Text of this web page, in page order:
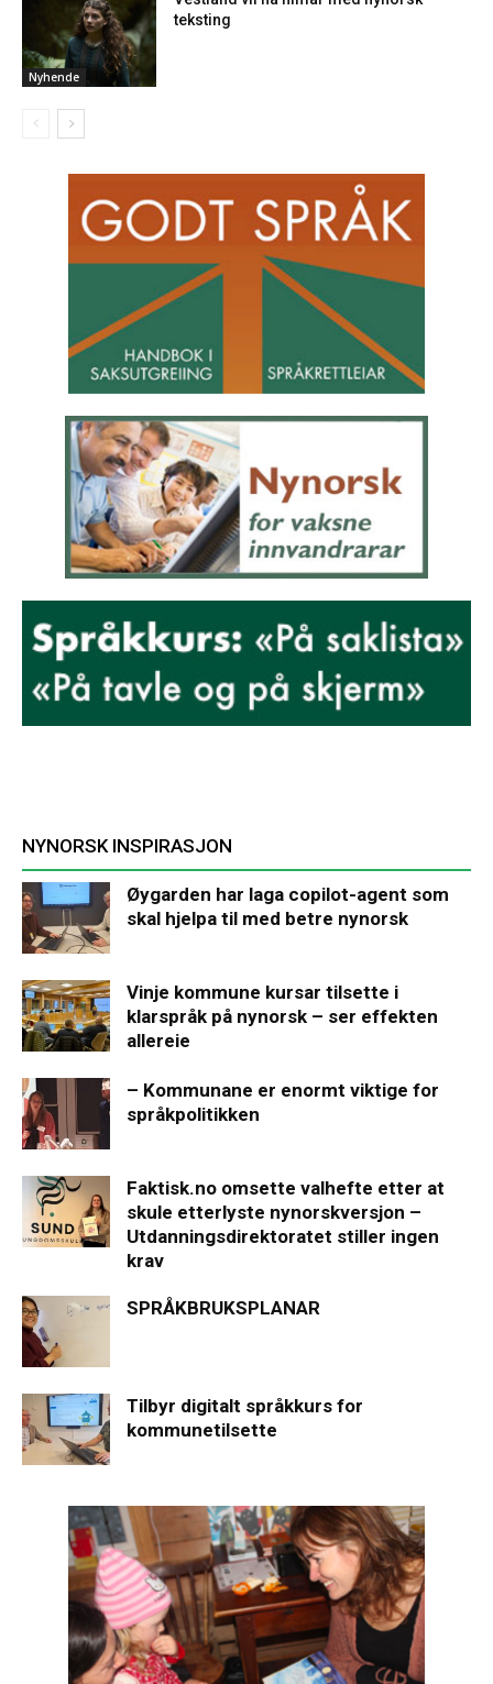
Nyhende
teksting
NYNORSK INSPIRASJON
Øygarden har laga copilot-agent som
skal hjelpa til med betre nynorsk
Vinje kommune kursar tilsette i
klarspråk på nynorsk – ser effekten
allereie
– Kommunane er enormt viktige for
språkpolitikken
Faktisk.no omsette valhefte etter at
skule etterlyste nynorskversjon –
Utdanningsdirektoratet stiller ingen
krav
SPRÅKBRUKSPLANAR
Tilbyr digitalt språkkurs for
kommunetilsette